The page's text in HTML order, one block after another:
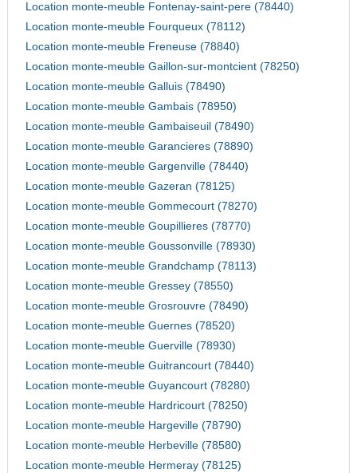
Location monte-meuble Fontenay-saint-pere (78440)
Location monte-meuble Fourqueux (78112)
Location monte-meuble Freneuse (78840)
Location monte-meuble Gaillon-sur-montcient (78250)
Location monte-meuble Galluis (78490)
Location monte-meuble Gambais (78950)
Location monte-meuble Gambaiseuil (78490)
Location monte-meuble Garancieres (78890)
Location monte-meuble Gargenville (78440)
Location monte-meuble Gazeran (78125)
Location monte-meuble Gommecourt (78270)
Location monte-meuble Goupillieres (78770)
Location monte-meuble Goussonville (78930)
Location monte-meuble Grandchamp (78113)
Location monte-meuble Gressey (78550)
Location monte-meuble Grosrouvre (78490)
Location monte-meuble Guernes (78520)
Location monte-meuble Guerville (78930)
Location monte-meuble Guitrancourt (78440)
Location monte-meuble Guyancourt (78280)
Location monte-meuble Hardricourt (78250)
Location monte-meuble Hargeville (78790)
Location monte-meuble Herbeville (78580)
Location monte-meuble Hermeray (78125)